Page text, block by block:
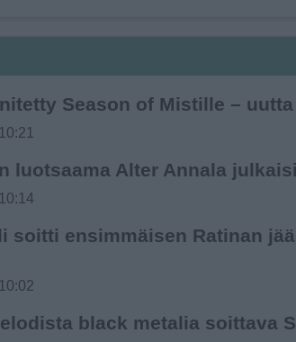
Season of Mistille –
luotsaama Alter Annala
soitti ensimmäisen Ratinan
black metalia soittava